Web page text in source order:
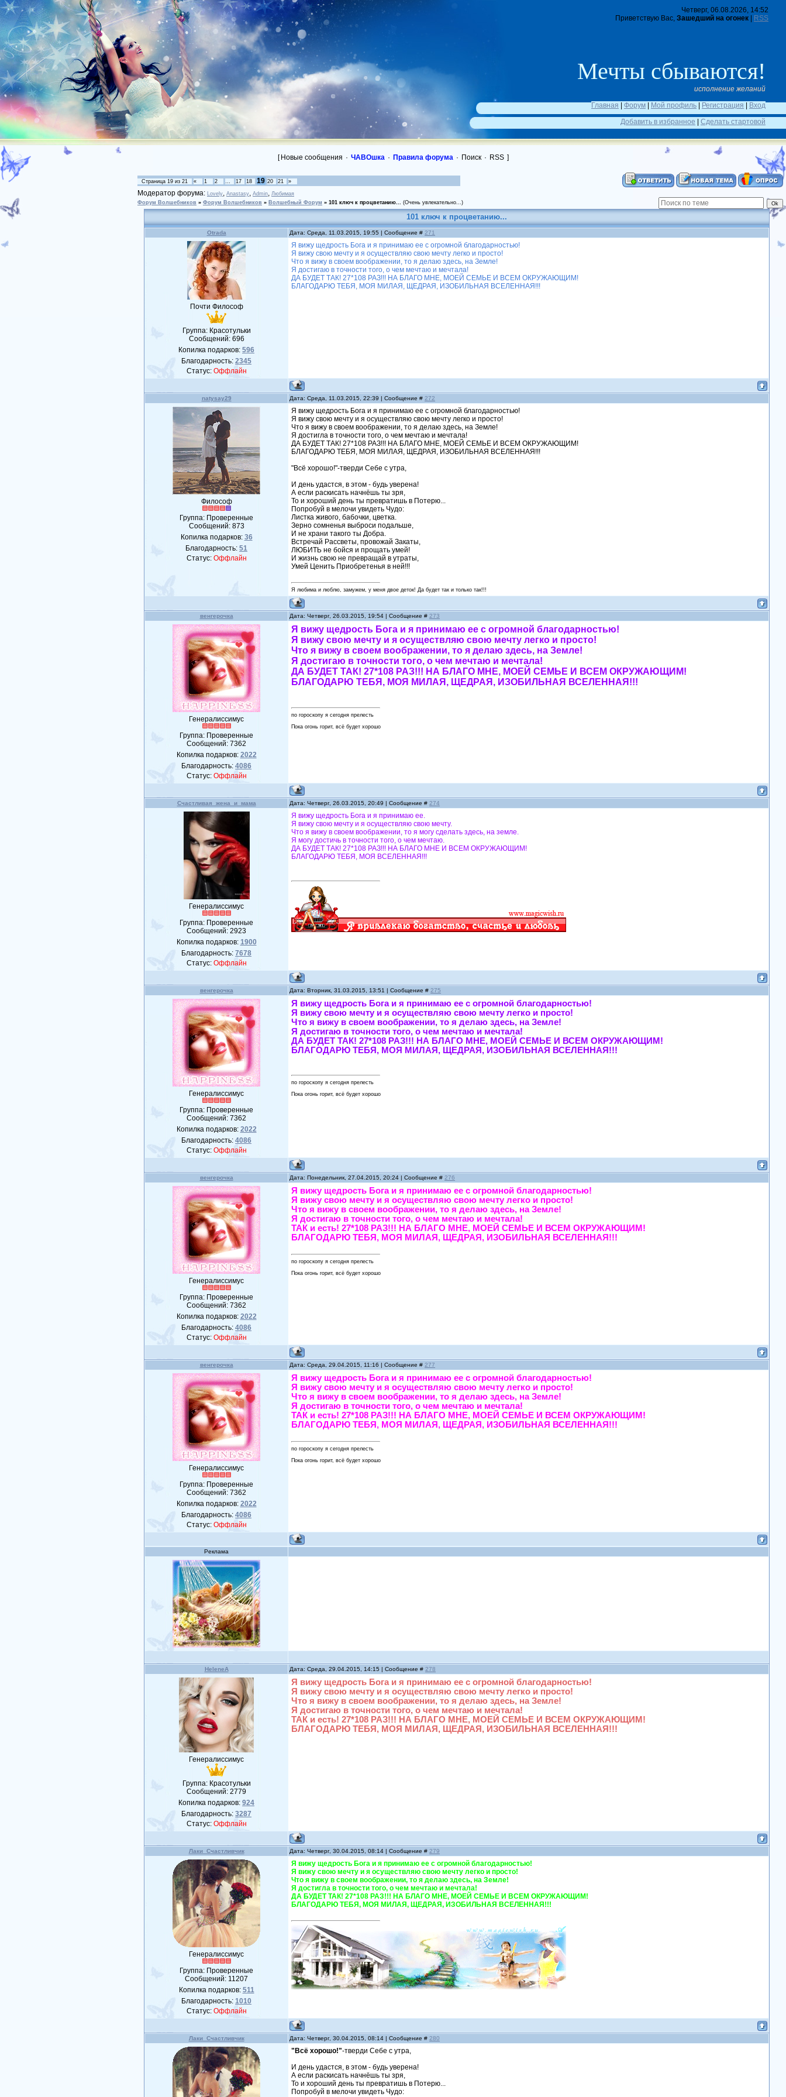
Четверг, 06.08.2026, 14:52
Приветствую Вас, Зашедший на огонек RSS
Мечты сбываются!
исполнение желаний
Главная
Форум Мой профиль Регистрация
Вход
Добавить в избранное
Сделать стартовой
[ Новые сообщения · ЧАВОшка · Правила форума · Поиск · RSS ]
Страница 19 из 21 « 1 2 … 17 18 19 20 21 »
Модератор форума: Lovely, Anastasy, Admin, Любимая
Форум Волшебников » Форум Волшебников » Волшебный Форум » 101 ключ к процветанию... (Очень увлекательно...)
101 ключ к процветанию...
Otrada Дата: Среда, 11.03.2015, 19:55 | Сообщение # 271
Почти Философ
Группа: Красотульки
Сообщений: 696
Копилка подарков:596
Благодарность:2345
Статус: Оффлайн
Я вижу щедрость Бога и я принимаю ее с огромной благодарностью!
Я вижу свою мечту и я осуществляю свою мечту легко и просто!
Что я вижу в своем воображении, то я делаю здесь, на Земле!
Я достигаю в точности того, о чем мечтаю и мечтала!
ДА БУДЕТ ТАК! 27*108 РАЗ!!! НА БЛАГО МНЕ, МОЕЙ СЕМЬЕ И ВСЕМ ОКРУЖАЮЩИМ!
БЛАГОДАРЮ ТЕБЯ, МОЯ МИЛАЯ, ЩЕДРАЯ, ИЗОБИЛЬНАЯ ВСЕЛЕННАЯ!!!
natysay29 Дата: Среда, 11.03.2015, 22:39 | Сообщение # 272
Философ
Группа: Проверенные
Сообщений: 873
Копилка подарков: 36
Благодарность:51
Статус: Оффлайн
Я вижу щедрость Бога и я принимаю ее с огромной благодарностью!
Я вижу свою мечту и я осуществляю свою мечту легко и просто!
Что я вижу в своем воображении, то я делаю здесь, на Земле!
Я достигла в точности того, о чем мечтаю и мечтала!
ДА БУДЕТ ТАК! 27*108 РАЗ!!! НА БЛАГО МНЕ, МОЕЙ СЕМЬЕ И ВСЕМ ОКРУЖАЮЩИМ!
БЛАГОДАРЮ ТЕБЯ, МОЯ МИЛАЯ, ЩЕДРАЯ, ИЗОБИЛЬНАЯ ВСЕЛЕННАЯ!!!
"Всё хорошо!"-тверди Себе с утра,
И день удастся, в этом - будь уверена!
А если раскисать начнёшь ты зря,
То и хороший день ты превратишь в Потерю...
Попробуй в мелочи увидеть Чудо:
Листка живого, бабочки, цветка.
Зерно сомненья выброси подальше,
И не храни такого ты Добра.
Встречай Рассветы, провожай Закаты,
ЛЮБИТЬ не бойся и прощать умей!
И жизнь свою не превращай в утраты,
Умей Ценить Приобретенья в ней!!!
Я любима и люблю, замужем, у меня двое деток! Да будет так и только так!!!
венгерочка Дата: Четверг, 26.03.2015, 19:54 | Сообщение # 273
Генералиссимус
Группа: Проверенные
Сообщений:7362
Копилка подарков: 2022
Благодарность:4086
Статус: Оффлайн
Я вижу щедрость Бога и я принимаю ее с огромной благодарностью!
Я вижу свою мечту и я осуществляю свою мечту легко и просто!
Что я вижу в своем воображении, то я делаю здесь, на Земле!
Я достигаю в точности того, о чем мечтаю и мечтала!
ДА БУДЕТ ТАК! 27*108 РАЗ!!! НА БЛАГО МНЕ, МОЕЙ СЕМЬЕ И ВСЕМ ОКРУЖАЮЩИМ!
БЛАГОДАРЮ ТЕБЯ, МОЯ МИЛАЯ, ЩЕДРАЯ, ИЗОБИЛЬНАЯ ВСЕЛЕННАЯ!!!
по гороскопу я сегодня прелесть
Пока огонь горит, всё будет хорошо
Счастливая_жена_и_мама Дата: Четверг, 26.03.2015, 20:49 | Сообщение # 274
Генералиссимус
Группа: Проверенные
Сообщений:2923
Копилка подарков: 1900
Благодарность:7678
Статус: Оффлайн
Я вижу щедрость Бога и я принимаю ее.
Я вижу свою мечту и я осуществляю свою мечту.
Что я вижу в своем воображении, то я могу сделать здесь, на земле.
Я могу достичь в точности того, о чем мечтаю.
ДА БУДЕТ ТАК! 27*108 РАЗ!!! НА БЛАГО МНЕ И ВСЕМ ОКРУЖАЮЩИМ!
БЛАГОДАРЮ ТЕБЯ, МОЯ ВСЕЛЕННАЯ!!!
венгерочка Дата: Вторник, 31.03.2015, 13:51 | Сообщение # 275
Генералиссимус
Группа: Проверенные
Сообщений:7362
Копилка подарков: 2022
Благодарность:4086
Статус: Оффлайн
Я вижу щедрость Бога и я принимаю ее с огромной благодарностью!
Я вижу свою мечту и я осуществляю свою мечту легко и просто!
Что я вижу в своем воображении, то я делаю здесь, на Земле!
Я достигаю в точности того, о чем мечтаю и мечтала!
ДА БУДЕТ ТАК! 27*108 РАЗ!!! НА БЛАГО МНЕ, МОЕЙ СЕМЬЕ И ВСЕМ ОКРУЖАЮЩИМ!
БЛАГОДАРЮ ТЕБЯ, МОЯ МИЛАЯ, ЩЕДРАЯ, ИЗОБИЛЬНАЯ ВСЕЛЕННАЯ!!!
по гороскопу я сегодня прелесть
Пока огонь горит, всё будет хорошо
венгерочка Дата: Понедельник, 27.04.2015, 20:24 | Сообщение # 276
Генералиссимус
Группа: Проверенные
Сообщений:7362
Копилка подарков: 2022
Благодарность:4086
Статус: Оффлайн
Я вижу щедрость Бога и я принимаю ее с огромной благодарностью!
Я вижу свою мечту и я осуществляю свою мечту легко и просто!
Что я вижу в своем воображении, то я делаю здесь, на Земле!
Я достигаю в точности того, о чем мечтаю и мечтала!
ТАК и есть! 27*108 РАЗ!!! НА БЛАГО МНЕ, МОЕЙ СЕМЬЕ И ВСЕМ ОКРУЖАЮЩИМ!
БЛАГОДАРЮ ТЕБЯ, МОЯ МИЛАЯ, ЩЕДРАЯ, ИЗОБИЛЬНАЯ ВСЕЛЕННАЯ!!!
по гороскопу я сегодня прелесть
Пока огонь горит, всё будет хорошо
венгерочка Дата: Среда, 29.04.2015, 11:16 | Сообщение # 277
Генералиссимус
Группа: Проверенные
Сообщений:7362
Копилка подарков: 2022
Благодарность:4086
Статус: Оффлайн
Я вижу щедрость Бога и я принимаю ее с огромной благодарностью!
Я вижу свою мечту и я осуществляю свою мечту легко и просто!
Что я вижу в своем воображении, то я делаю здесь, на Земле!
Я достигаю в точности того, о чем мечтаю и мечтала!
ТАК и есть! 27*108 РАЗ!!! НА БЛАГО МНЕ, МОЕЙ СЕМЬЕ И ВСЕМ ОКРУЖАЮЩИМ!
БЛАГОДАРЮ ТЕБЯ, МОЯ МИЛАЯ, ЩЕДРАЯ, ИЗОБИЛЬНАЯ ВСЕЛЕННАЯ!!!
по гороскопу я сегодня прелесть
Пока огонь горит, всё будет хорошо
Реклама
HeleneA Дата: Среда, 29.04.2015, 14:15 | Сообщение # 278
Генералиссимус
Группа: Красотульки
Сообщений:2779
Копилка подарков:924
Благодарность:3287
Статус: Оффлайн
Я вижу щедрость Бога и я принимаю ее с огромной благодарностью!
Я вижу свою мечту и я осуществляю свою мечту легко и просто!
Что я вижу в своем воображении, то я делаю здесь, на Земле!
Я достигаю в точности того, о чем мечтаю и мечтала!
ТАК и есть! 27*108 РАЗ!!! НА БЛАГО МНЕ, МОЕЙ СЕМЬЕ И ВСЕМ ОКРУЖАЮЩИМ!
БЛАГОДАРЮ ТЕБЯ, МОЯ МИЛАЯ, ЩЕДРАЯ, ИЗОБИЛЬНАЯ ВСЕЛЕННАЯ!!!
Лаки_Счастливчик Дата: Четверг, 30.04.2015, 08:14 | Сообщение # 279
Генералиссимус
Группа: Проверенные
Сообщений: 11207
Копилка подарков: 511
Благодарность:1010
Статус: Оффлайн
Я вижу щедрость Бога и я принимаю ее с огромной благодарностью!
Я вижу свою мечту и я осуществляю свою мечту легко и просто!
Что я вижу в своем воображении, то я делаю здесь, на Земле!
Я достигла в точности того, о чем мечтаю и мечтала!
ДА БУДЕТ ТАК! 27*108 РАЗ!!! НА БЛАГО МНЕ, МОЕЙ СЕМЬЕ И ВСЕМ ОКРУЖАЮЩИМ!
БЛАГОДАРЮ ТЕБЯ, МОЯ МИЛАЯ, ЩЕДРАЯ, ИЗОБИЛЬНАЯ ВСЕЛЕННАЯ!!!
Лаки_Счастливчик Дата: Четверг, 30.04.2015, 08:14 | Сообщение # 280
"Всё хорошо!"-тверди Себе с утра,
И день удастся, в этом - будь уверена!
А если раскисать начнёшь ты зря,
То и хороший день ты превратишь в Потерю...
Попробуй в мелочи увидеть Чудо: